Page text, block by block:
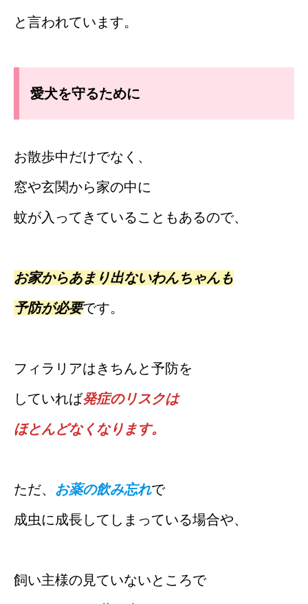
と言われています。
愛犬を守るために
お散歩中だけでなく、
窓や玄関から家の中に
蚊が入ってきていることもあるので、
お家からあまり出ないわんちゃんも
予防が必要です。
フィラリアはきちんと予防を
していれば発症のリスクは
ほとんどなくなります。
ただ、 お薬の飲み忘れで
成虫に成長してしまっている場合や、
飼い主様の見ていないところで